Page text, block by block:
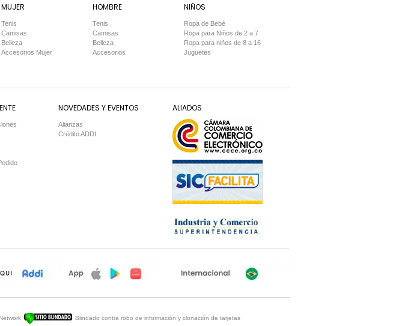
MUJER
Tenis
Camisas
Belleza
Accesorios Mujer
HOMBRE
Tenis
Camisas
Belleza
Accesorios
NIÑOS
Ropa de Bebé
Ropa para Niños de 2 a 7
Ropa para niños de 8 a 16
Juguetes
NOVEDADES Y EVENTOS
Alianzas
Crédito ADDI
ALIADOS
Blindado contra robo de información y clonación de tarjetas